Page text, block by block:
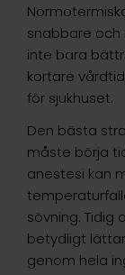
snabbare och
inte bara
kortare
för sjukhuset.
Den bästa
måste börja
anestesi kan
sövning. Tidig
betydligt
genom hela